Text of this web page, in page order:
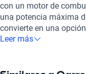
con un motor de
una potencia máxima
convierte en una
calles de la capital.
Leer más